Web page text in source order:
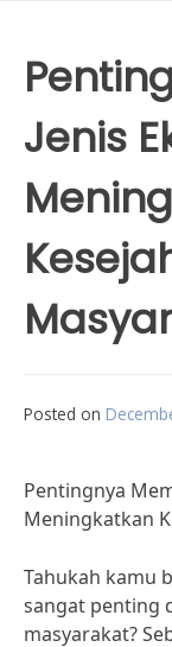
Jenis
Posted on
Pentingnya
Meningkatkan
Tahukah kamu
sangat penting
masyarakat?